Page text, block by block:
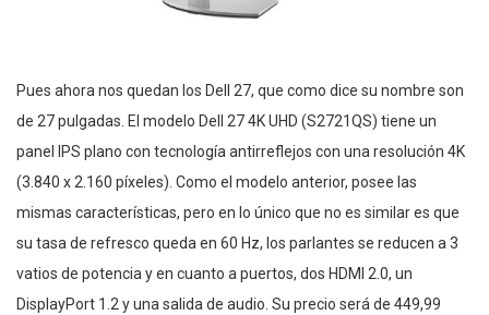
Pues ahora nos quedan los Dell 27, que como dice su nombre son
de 27 pulgadas. El modelo Dell 27 4K UHD (S2721QS) tiene un
panel IPS plano con tecnología antirreflejos con una resolución 4K
(3.840 x 2.160 píxeles). Como el modelo anterior, posee las
mismas características, pero en lo único que no es similar es que
su tasa de refresco queda en 60 Hz, los parlantes se reducen a 3
vatios de potencia y en cuanto a puertos, dos HDMI 2.0, un
DisplayPort 1.2 y una salida de audio. Su precio será de 449,99